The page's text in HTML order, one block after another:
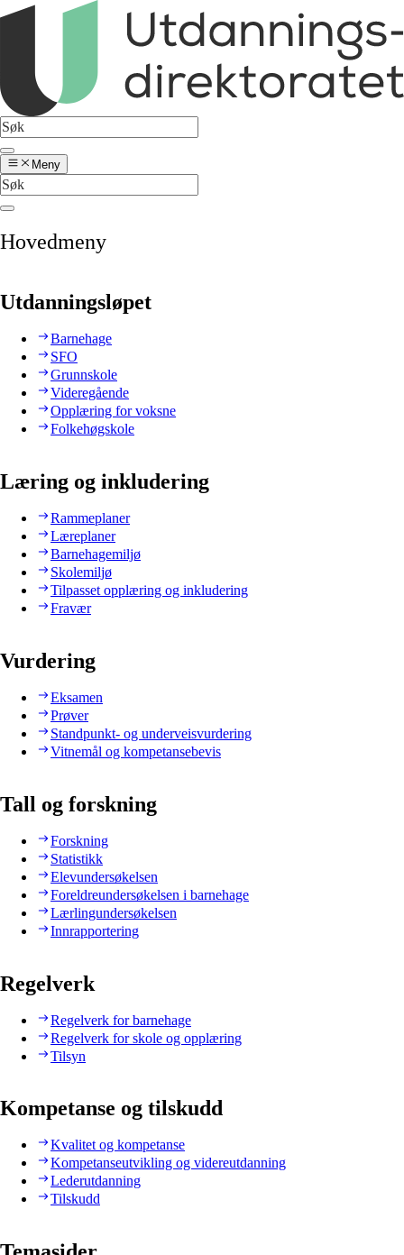
Meny
Hovedmeny
Utdanningsløpet
Barnehage
SFO
Grunnskole
Videregående
Opplæring for voksne
Folkehøgskole
Læring og inkludering
Rammeplaner
Læreplaner
Barnehagemiljø
Skolemiljø
Tilpasset opplæring og inkludering
Fravær
Vurdering
Eksamen
Prøver
Standpunkt- og underveisvurdering
Vitnemål og kompetansebevis
Tall og forskning
Forskning
Statistikk
Elevundersøkelsen
Foreldreundersøkelsen i barnehage
Lærlingundersøkelsen
Innrapportering
Regelverk
Regelverk for barnehage
Regelverk for skole og opplæring
Tilsyn
Kompetanse og tilskudd
Kvalitet og kompetanse
Kompetanseutvikling og videreutdanning
Lederutdanning
Tilskudd